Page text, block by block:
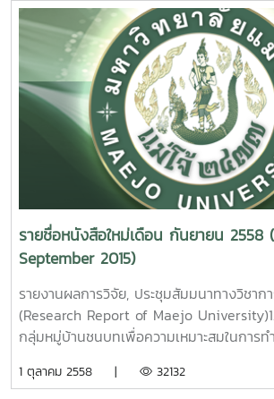
Wicharatana Maejo University.
ต้นตอลำไยต่อการเจริญเติบโตทนแล้งและทน
ดอ. นพพร บุญปลอด รายงานผลการวิจัยมหา
โจ้44หน้า.เลขเรียกหนังสือ 2558 /ช38.
Rootstocks on Growth, Longan
Longan CV. ‘Dew’. Nopporn
University.
โครงการอนุรักษ์และพัฒนาพันธุ์ลำไย ธีรนุ
ผลการวิจัยมหาวิทยาลัยแม่โจ้ 45 หน้า. เล
/ ช38. 11 Germplasm Resources and
Development for Longan [
Theeranuch Jaroenkit Maejo
4. ผลของวิธีการทำแห้งต่อความสามารถ
นของสาหร่ายสไปรูลิน่า [ Spirulina
หนังสือ 2558 /ช
รายชื่อหนังสือใหม่เดือน กันยายน 2558
September 2015)
รายงานผลการวิจัย, ประชุมสัมมนาทางวิชาก
(Research Report of Maejo
กลุ่มหมู่บ้านชนบทเพื่อความเหมาะสมในการท
มหาวิทยาลัยแม่โจ้ 82 หน้า. เลขเรียกหนังสือ
1 ตุลาคม 2558 | 32132